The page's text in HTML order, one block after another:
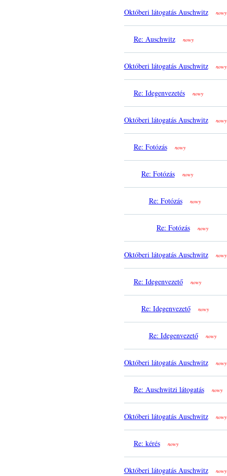
Októberi látogatás Auschwitz nowy
Re: Auschwitz nowy
Októberi látogatás Auschwitz nowy
Re: Idegenvezetés nowy
Októberi látogatás Auschwitz nowy
Re: Fotózás nowy
Re: Fotózás nowy
Re: Fotózás nowy
Re: Fotózás nowy
Októberi látogatás Auschwitz nowy
Re: Idegenvezető nowy
Re: Idegenvezető nowy
Re: Idegenvezető nowy
Októberi látogatás Auschwitz nowy
Re: Auschwitzi látogatás nowy
Októberi látogatás Auschwitz nowy
Re: kérés nowy
Októberi látogatás Auschwitz nowy